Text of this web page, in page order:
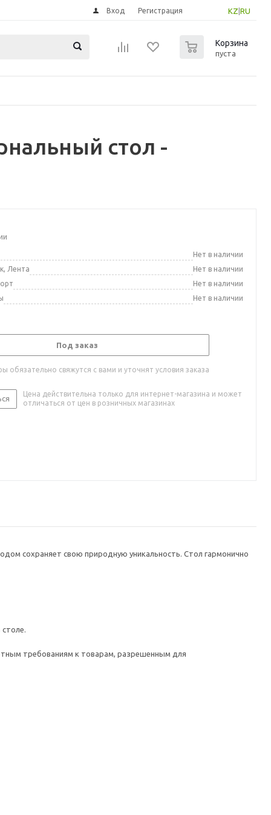
KZ RU
Вход Регистрация
Корзина
пуста
стол -
Нет в наличии
Лента
Нет в наличии
Нет в наличии
Нет в наличии
Под заказ
обязательно свяжутся с вами и уточнят условия заказа
Цена действительна только для интернет-магазина и может
отличаться от цен в розничных магазинах
сохраняет свою природную уникальность. Стол гармонично
требованиям к товарам, разрешенным для